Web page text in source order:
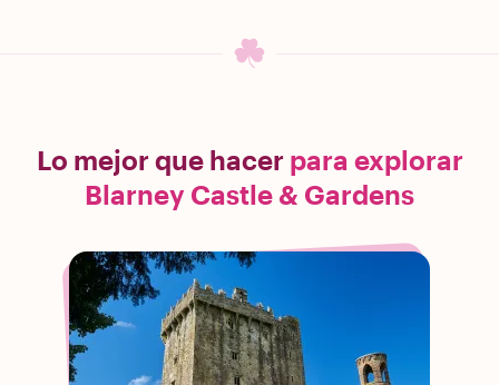
Lo mejor que hacer para explorar
Blarney Castle & Gardens